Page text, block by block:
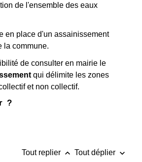
de l'ensemble des eaux
en place d'un assainissement
la commune.
de consulter en mairie le
qui délimite les zones
et non collectif.
?
Tout replier keyboard_arrow_up Tout déplier keyboard_arrow_down